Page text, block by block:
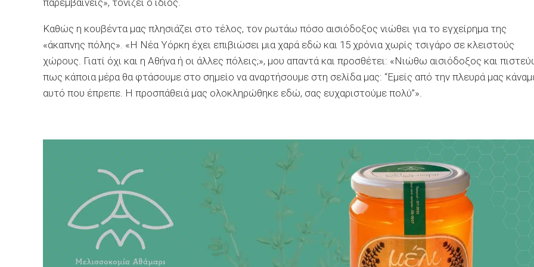
παρεμβαίνεις», τονίζει ο ίδιος.
Καθώς η κουβέντα μας πλησιάζει στο τέλος, τον ρωτάω πόσο αισιόδοξος νιώθει για το εγχείρημα της
«άκαπνης πόλης». «Η Νέα Υόρκη έχει επιβιώσει μια χαρά εδώ και 15 χρόνια χωρίς τσιγάρο σε κλειστούς
χώρους. Γιατί όχι και η Αθήνα ή οι άλλες πόλεις;», μου απαντά και προσθέτει: «Νιώθω αισιόδοξος και
πως κάποια μέρα θα φτάσουμε στο σημείο να αναρτήσουμε στη σελίδα μας: “Εμείς από την πλευρά μας
αυτό που έπρεπε. Η προσπάθειά μας ολοκληρώθηκε εδώ, σας ευχαριστούμε πολύ”».